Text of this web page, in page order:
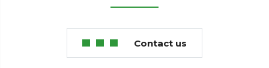
Contact us